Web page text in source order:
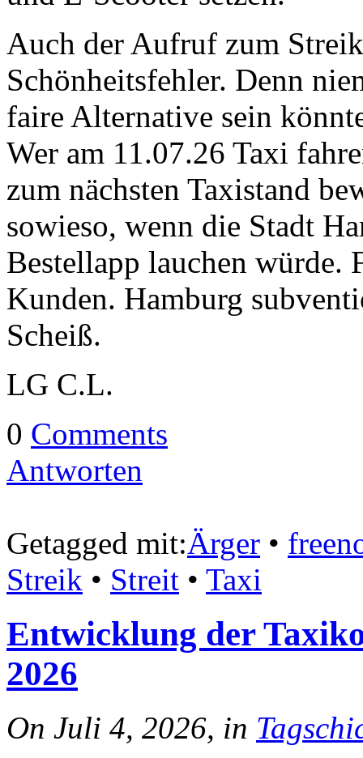
Auch der Aufruf zum
Schönheitsfehler. Denn
faire Alternative sein
Wer am 11.07.26 Taxi
zum nächsten Taxistand
sowieso, wenn die Stadt
Bestellapp lauchen
Kunden. Hamburg
Scheiß.
LG C.L.
0 Comments
Antworten
Getagged mit:Ärger •
Streik • Streit • Taxi
Entwicklung der
2026
On Juli 4, 2026, in